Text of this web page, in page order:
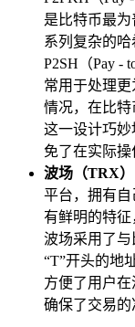
是比特币最
系列复杂的
P2SH（Pay -
常用于处理
情况，在比特
这一设计巧
免了在实际操
波场（TRX）
平台，拥有
有鲜明的特征
波场采用了
“T”开头的地
方便了用户
确保了交易的